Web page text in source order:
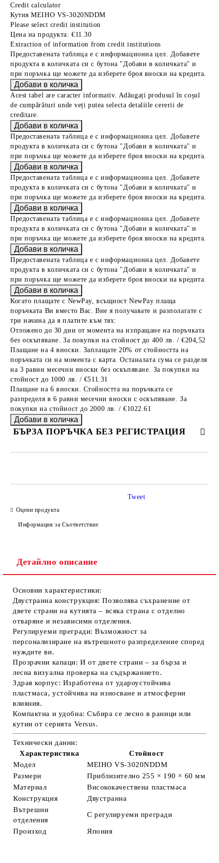
Credit calculator
Кутия MEIHO VS-3020NDDM
Please select credit institution
Цена на продукта: €11.30
Extraction of information from credit institutions
Предоставената таблица е с информационна цел. Добавете
продукта в количката си с бутона "Добави в количката" и
при поръчка ще можете да изберете броя вноски на кредита.
Acest tabel are caracter informativ. Adăugați produsul în coșul
de cumpărături unde veți putea selecta detaliile cererii de
creditare.
Предоставената таблица е с информационна цел. Добавете
продукта в количката си с бутона "Добави в количката" и
при поръчка ще можете да изберете броя вноски на кредита.
Предоставената таблица е с информационна цел. Добавете
продукта в количката си с бутона "Добави в количката" и
при поръчка ще можете да изберете броя вноски на кредита.
Предоставената таблица е с информационна цел. Добавете
продукта в количката си с бутона "Добави в количката" и
при поръчка ще можете да изберете броя вноски на кредита.
Предоставената таблица е с информационна цел. Добавете
продукта в количката си с бутона "Добави в количката" и
при поръчка ще можете да изберете броя вноски на кредита.
Когато плащате с NewPay, всъщност NewPay плаща
поръчката Ви вместо Вас. Вие я получавате и разполагате с
три начина да я платите към тях:
Отложено до 30 дни от момента на изпращане на поръчката
без оскъпяване. За покупки на стойност до 400 лв. / €204,52
Плащане на 4 вноски. Заплащате 20% от стойността на
поръчката си на момента с карта. Останалата сума се разделя
на 3 равни месечни вноски без оскъпяване. За покупки на
стойност до 1000 лв. / €511.31
Плащане на 6 вноски. Стойността на поръчката се
разпределя в 6 равни месечни вноски с оскъпяване. За
покупки на стойност до 2000 лв. / €1022.61
БЪРЗА ПОРЪЧКА БЕЗ РЕГИСТРАЦИЯ
Ние ще се свържем с вас в рамките на работния ден.
Оцени продукта
Информация за Съответствие
Tweet
Детайлно описание
Основни характеристики:
Двустранна конструкция: Позволява съхранение от
двете страни на кутията – всяка страна с отделно
отваряне и независими отделения.
Регулируеми прегради: Възможност за
персонализиране на вътрешното разпределение според
нуждите ви.
Прозрачни капаци: И от двете страни – за бърза и
лесна визуална проверка на съдържанието.
Здрав корпус: Изработена от удароустойчива
пластмаса, устойчива на износване и атмосферни
влияния.
Компактна и удобна: Събира се лесно в раници или
кутии от серията Versus.
Технически данни:
Характеристика
Стойност
Модел
MEIHO VS-3020NDDM
Размери
Приблизително 255 × 190 × 60 мм
Материал
Висококачествена пластмаса
Конструкция
Двустранна
Вътрешни
отделения
С регулируеми прегради
Произход Япония